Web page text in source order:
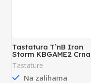
Tastatura T’nB Iron
Storm KBGAME2
Gejmerska Podloga
Tastature
Na zalihama